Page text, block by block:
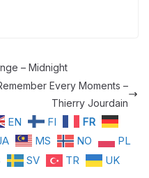
– Midnight
Every Moments –
Thierry Jourdain
EN FI
FR
MS NO
PL
SV TR UK